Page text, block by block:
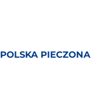
POLSKA PIECZONA